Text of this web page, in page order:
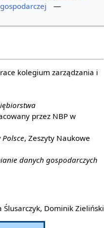
—
kolegium zarządzania i
przez NBP w
, Zeszyty Naukowe
danych gospodarczych
Dominik Zieliński